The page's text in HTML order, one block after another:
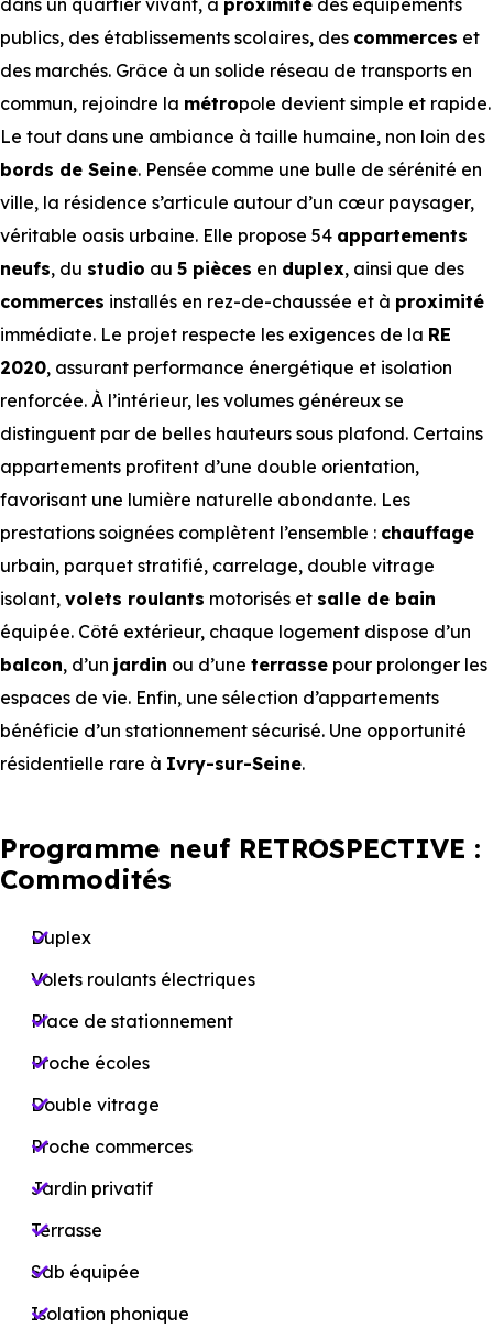
dans un quartier vivant, à proximité des équipements
publics, des établissements scolaires, des commerces et
des marchés. Grâce à un solide réseau de transports en
commun, rejoindre la métropole devient simple et rapide.
Le tout dans une ambiance à taille humaine, non loin des
bords de Seine. Pensée comme une bulle de sérénité en
ville, la résidence s’articule autour d’un cœur paysager,
véritable oasis urbaine. Elle propose 54 appartements
neufs, du studio au 5 pièces en duplex, ainsi que des
commerces installés en rez-de-chaussée et à proximité
immédiate. Le projet respecte les exigences de la RE
2020, assurant performance énergétique et isolation
renforcée. À l’intérieur, les volumes généreux se
distinguent par de belles hauteurs sous plafond. Certains
appartements profitent d’une double orientation,
favorisant une lumière naturelle abondante. Les
prestations soignées complètent l’ensemble : chauffage
urbain, parquet stratifié, carrelage, double vitrage
isolant, volets roulants motorisés et salle de bain
équipée. Côté extérieur, chaque logement dispose d’un
balcon, d’un jardin ou d’une terrasse pour prolonger les
espaces de vie. Enfin, une sélection d’appartements
bénéficie d’un stationnement sécurisé. Une opportunité
résidentielle rare à Ivry-sur-Seine.
Programme neuf RETROSPECTIVE :
Commodités
Duplex
Volets roulants électriques
Place de stationnement
Proche écoles
Double vitrage
Proche commerces
Jardin privatif
Terrasse
Sdb équipée
Isolation phonique